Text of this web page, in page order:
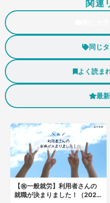
関連
同じ
よく読ま
最
【㊗一般就労】利用者さんの
就職が決まりました！（2026